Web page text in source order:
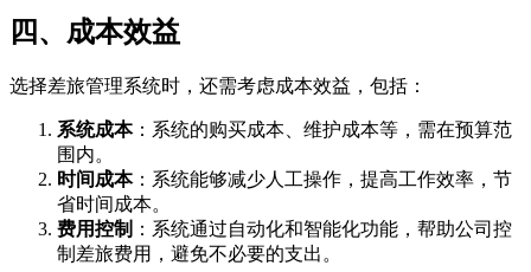
四、成本效益
选择差旅管理系统时，还需考虑成本效益，包括：
系统成本：系统的购买成本、维护成本等，需在预算范
围内。
时间成本：系统能够减少人工操作，提高工作效率，节
省时间成本。
费用控制 ：系统通过自动化和智能化功能，帮助公司控
制差旅费用，避免不必要的支出。